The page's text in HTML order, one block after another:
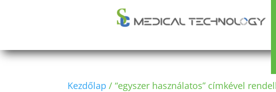
Kezdőlap / “egyszer használatos” címkével